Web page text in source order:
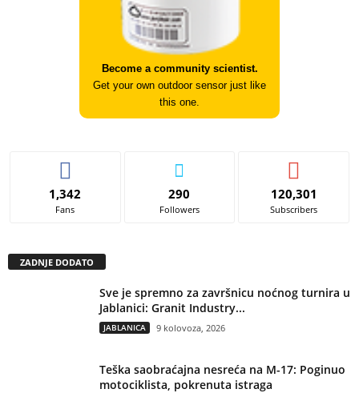
Become a community scientist.
Get your own outdoor sensor just like
this one.
1,342
Fans
290
Followers
120,301
Subscribers
ZADNJE DODATO
Sve je spremno za završnicu noćnog turnira u
Jablanici: Granit Industry...
JABLANICA 9 kolovoza, 2026
Teška saobraćajna nesreća na M-17: Poginuo
motociklista, pokrenuta istraga